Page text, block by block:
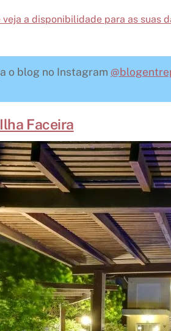
veja a disponibilidade para as suas
o blog no Instagram
Faceira